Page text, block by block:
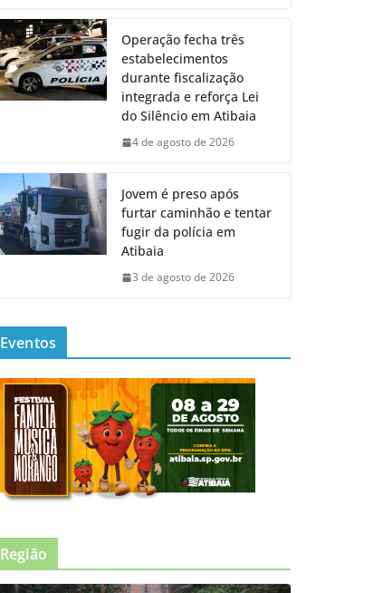
Operação fecha três
estabelecimentos
durante fiscalização
integrada e reforça Lei
do Silêncio em Atibaia
4 de agosto de 2026
Jovem é preso após
furtar caminhão e tentar
fugir da polícia em
Atibaia
3 de agosto de 2026
Eventos
Região